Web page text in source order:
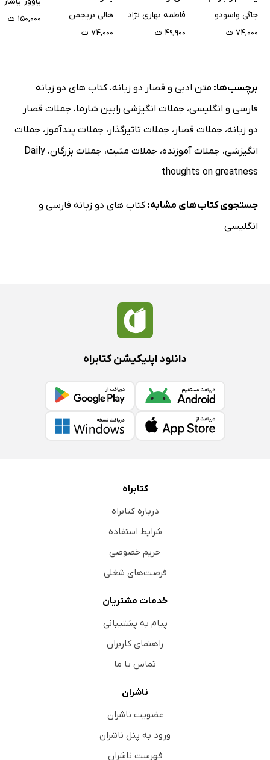
جاگی واسودو
۷۴,۰۰۰ ت
فاطمه بهاری نژاد
۴۹,۹۰۰ ت
هالی بریجمن
۷۴,۰۰۰ ت
۱۵۰,۰۰۰ ت
برچسب‌ها: متن ادبی و قصار دو زبانه،کتاب های دو زبانه
فارسی و انگلیسی، جملات انگیزشی رابین شارما، جملات قصار
دو زبانه، جملات قصار ، جملات تاثیرگذار ، جملات پندآموز ، جملات
انگیزشی، جملات آموزنده، جملات مثبت، جملات بزرگان، Daily
thoughts on greatness
جستجوی کتاب‌های مشابه:کتاب های دو زبانه فارسی و
انگلیسی
دانلود اپلیکیشن کتابراه
کتابراه
درباره کتابراه
شرایط استفاده
حریم خصوصی
فرصت‌های شغلی
خدمات مشتریان
پیام به پشتیبانی
راهنمای کاربران
تماس با ما
ناشران
عضویت ناشران
ورود به پنل ناشران
فهرست ناشران